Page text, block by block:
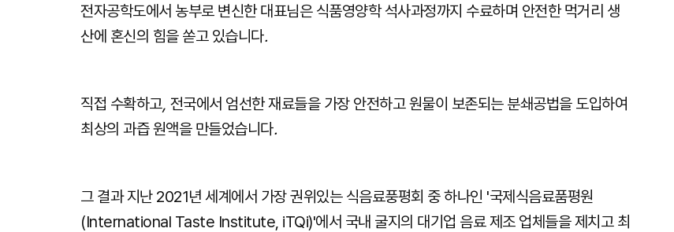
전자공학도에서 농부로 변신한 대표님은 식품영양학 석사과정까지 수료하며 안전한 먹거리 생
산에 혼신의 힘을 쏟고 있습니다.
직접 수확하고, 전국에서 엄선한 재료들을 가장 안전하고 원물이 보존되는 분쇄공법을 도입하여
최상의 과즙 원액을 만들었습니다.
그 결과 지난 2021년 세계에서 가장 권위있는 식음료풍평회 중 하나인 '국제식음료품평원
(International Taste Institute, iTQi)'에서 국내 굴지의 대기업 음료 제조 업체들을 제치고 최